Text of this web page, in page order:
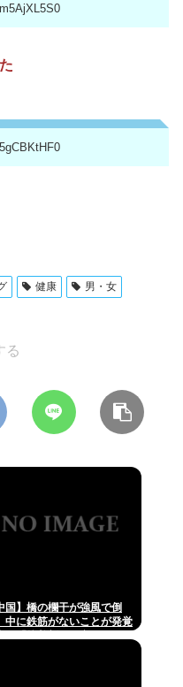
健康
男・女
る
国】橋の欄干が強風で倒
中に鉄筋がないことが発覚